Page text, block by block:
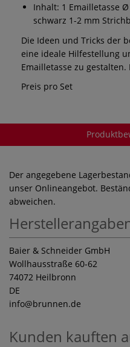
Inhalt: 1 Emailletasse
schwarz 1-2 mm
Die Ideen und Tricks der
eine ideale Hilfestellung
Emailletasse zu
Preis pro Set
Der angegebene
unser Onlineangebot.
abweichen.
Baier & Schneider GmbH
Wollhausstraße 60-62
74072 Heilbronn
DE
info@brunnen.de
Kunden kauften